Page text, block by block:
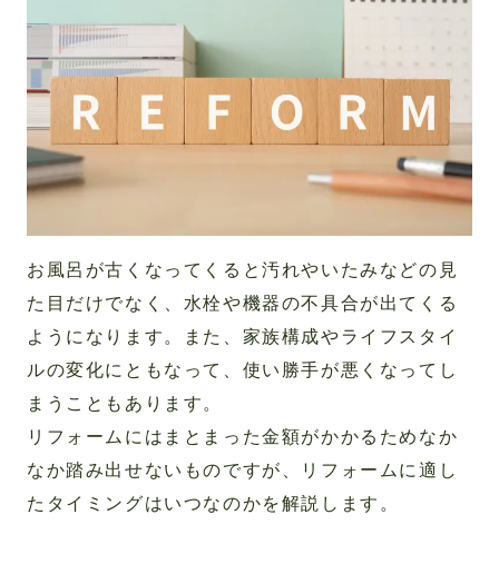
お風呂が古くなってくると汚れやいたみなどの見
た目だけでなく、水栓や機器の不具合が出てくる
ようになります。また、家族構成やライフスタイ
ルの変化にともなって、使い勝手が悪くなってし
まうこともあります。
リフォームにはまとまった金額がかかるためなか
なか踏み出せないものですが、リフォームに適し
たタイミングはいつなのかを解説します。